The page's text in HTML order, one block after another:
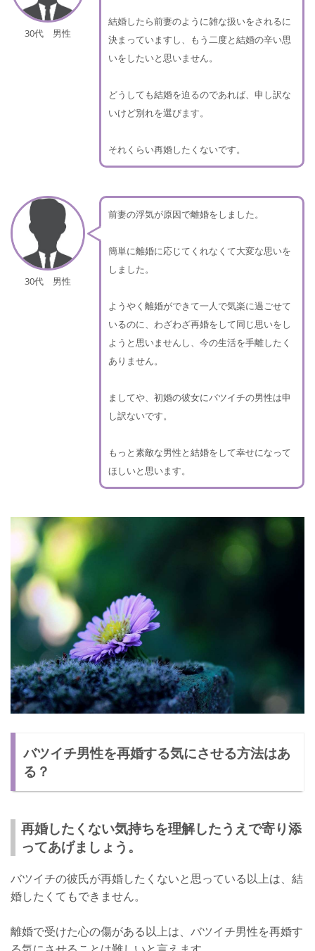
30代 男性
結婚したら前妻のように雑な扱いをされるに
決まっていますし、もう二度と結婚の辛い思
いをしたいと思いません。
どうしても結婚を迫るのであれば、申し訳な
いけど別れを選びます。
それくらい再婚したくないです。
30代 男性
前妻の浮気が原因で離婚をしました。
簡単に離婚に応じてくれなくて大変な思いを
しました。
ようやく離婚ができて一人で気楽に過ごせて
いるのに、わざわざ再婚をして同じ思いをし
ようと思いませんし、今の生活を手離したく
ありません。
ましてや、初婚の彼女にバツイチの男性は申
し訳ないです。
もっと素敵な男性と結婚をして幸せになって
ほしいと思います。
バツイチ男性を再婚する気にさせる方法はあ
る？
再婚したくない気持ちを理解したうえで寄り添
ってあげましょう。
バツイチの彼氏が再婚したくないと思っている以上は、結
婚したくてもできません。
離婚で受けた心の傷がある以上は、バツイチ男性を再婚す